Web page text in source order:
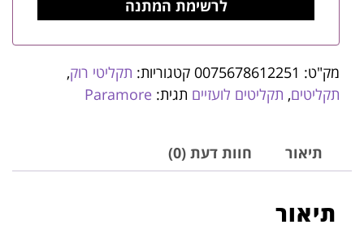
מק"ט: 0075678612251 קטגוריות: תקליטי רוק,
תקליטים, תקליטים לועזיים תגית: Paramore
תיאור חוות דעת (0)
תיאור